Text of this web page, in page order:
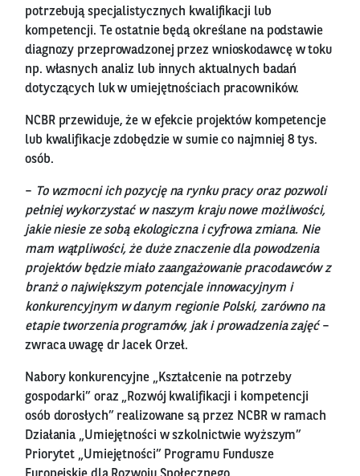
potrzebują specjalistycznych kwalifikacji lub
kompetencji. Te ostatnie będą określane na podstawie
diagnozy przeprowadzonej przez wnioskodawcę w toku
np. własnych analiz lub innych aktualnych badań
dotyczących luk w umiejętnościach pracowników.
NCBR przewiduje, że w efekcie projektów kompetencje
lub kwalifikacje zdobędzie w sumie co najmniej 8 tys.
osób.
– To wzmocni ich pozycję na rynku pracy oraz pozwoli
pełniej wykorzystać w naszym kraju nowe możliwości,
jakie niesie ze sobą ekologiczna i cyfrowa zmiana. Nie
mam wątpliwości, że duże znaczenie dla powodzenia
projektów będzie miało zaangażowanie pracodawców z
branż o największym potencjale innowacyjnym i
konkurencyjnym w danym regionie Polski, zarówno na
etapie tworzenia programów, jak i prowadzenia zajęć –
zwraca uwagę dr Jacek Orzeł.
Nabory konkurencyjne „Kształcenie na potrzeby
gospodarki” oraz „Rozwój kwalifikacji i kompetencji
osób dorosłych” realizowane są przez NCBR w ramach
Działania „Umiejętności w szkolnictwie wyższym”
Priorytet „Umiejętności” Programu Fundusze